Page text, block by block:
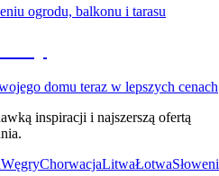
ogrodu, balkonu i tarasu
domu teraz w lepszych cenach
inspiracji i najszerszą ofertą
WęgryChorwacjaLitwaŁotwa